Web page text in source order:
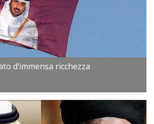
d’immensa ricchezza